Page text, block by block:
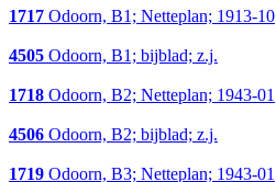
1717 Odoorn, B1; Netteplan; 1913-10
4505 Odoorn, B1; bijblad; z.j.
1718 Odoorn, B2; Netteplan; 1943-01
4506 Odoorn, B2; bijblad; z.j.
1719 Odoorn, B3; Netteplan; 1943-01